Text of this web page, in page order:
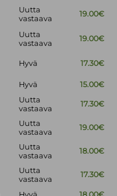
Uutta
vastaava
19.00€
Uutta
vastaava
19.00€
Hyvä 17.30€
Hyvä 15.00€
Uutta
vastaava
17.30€
Uutta
vastaava
19.00€
Uutta
vastaava
18.00€
Uutta
vastaava
17.30€